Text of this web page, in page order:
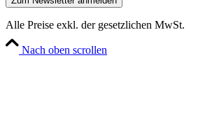
Alle Preise exkl. der gesetzlichen MwSt.
Nach oben scrollen